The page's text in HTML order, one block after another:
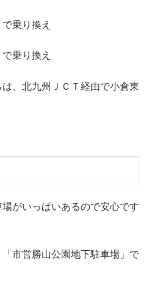
乗り換え
乗り換え
、北九州ＪＣＴ経由で小倉東
がいっぱいあるので安心です
市営勝山公園地下駐車場」で